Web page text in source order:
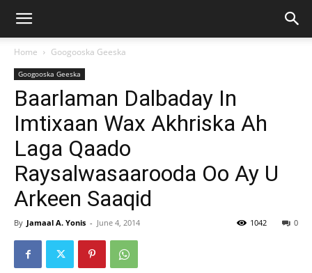
Home Googooska Geeska
Googooska Geeska
Baarlaman Dalbaday In
Imtixaan Wax Akhriska Ah
Laga Qaado
Raysalwasaarooda Oo Ay U
Arkeen Saaqid
By Jamaal A. Yonis - June 4, 2014 0
1042